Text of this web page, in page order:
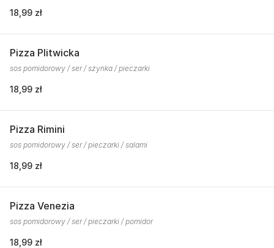
18,99 zł
Pizza Plitwicka
sos pomidorowy / ser / szynka / pieczarki
18,99 zł
Pizza Rimini
sos pomidorowy / ser / pieczarki / salami
18,99 zł
Pizza Venezia
sos pomidorowy / ser / pieczarki / pomidor
18,99 zł